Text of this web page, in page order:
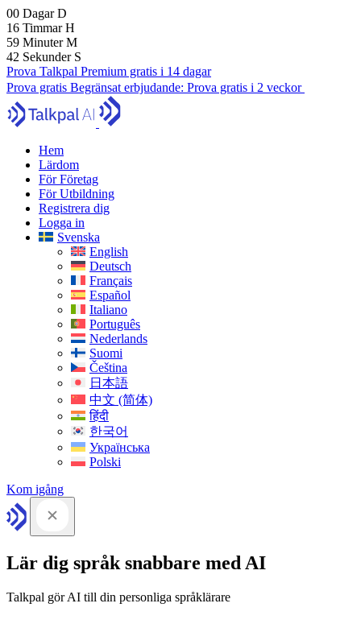
00 DagarD
16 TimmarH
59 MinuterM
41 Sekunder S
Prova Talkpal Premium gratis i 14 dagar
Prova gratis Begränsat erbjudande: Prova gratis i 2 veckor
Hem
Lärdom
För Företag
För Utbildning
Registrera dig
Logga in
Svenska
English
Deutsch
Français
Español
Italiano
Português
Nederlands
Suomi
Čeština
日本語
中文 (简体)
हिंदी
한국어
Українська
Polski
Kom igång
Lär dig språk snabbare med AI
Talkpal gör AI till din personliga språklärare